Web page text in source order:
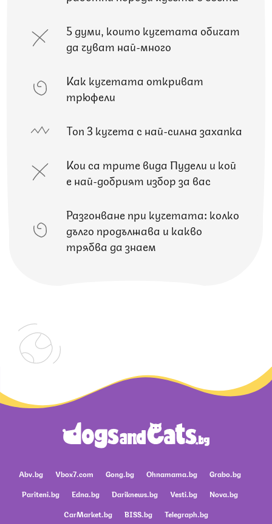
5 думи, които кучетата обичат
да чуват най-много
Как кучетата откриват
трюфели
Топ 3 кучета с най-силна захапка
Кои са трите вида Пудели и кой
е най-добрият избор за вас
Разгонване при кучетата: колко
дълго продължава и какво
трябва да знаем
Abv.bg Vbox7.com Gong.bg Ohnamama.bg
Grabo.bg
Pariteni.bg
Edna.bg Dariknews.bg Vesti.bg
Nova.bg
CarMarket.bg
BISS.bg Telegraph.bg